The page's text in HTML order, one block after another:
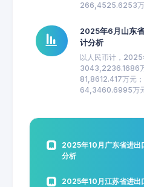
266,4525.6253万
2025年6月山东
计分析
以人民币计，
3043,2236.1686
81,8612.417万元
64,3460.6995万
2025年10月广东省进出
分析
2025年10月江苏省进出